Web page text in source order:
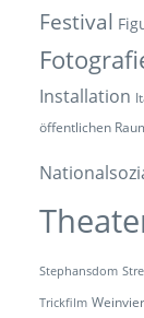
Festival
Installation
öffentlichen
Stephansdom
Trickfilm